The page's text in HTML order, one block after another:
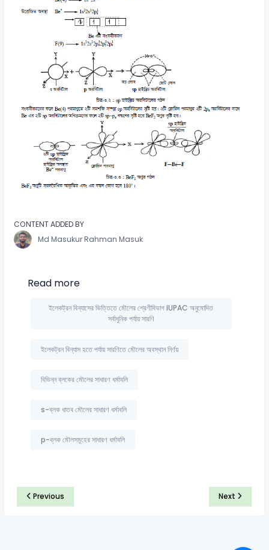
CONTENT ADDED BY
Md Masukur Rahman Masuk
Read more
ইলেকট্রন বিন্যাসের ভিত্তিতে মৌলের শ্রেণীবিভাগ IUPAC অনুমোদিত
সর্বাধুনিক পর্যায় সারণি
ইলেকট্রন বিন্যাস হতে পর্যায় সারণিতে মৌলের অবস্থান নির্ণয়
বিভিন্ন ব্লকের মৌলের সাধারণ ধর্মাবলি
s-ব্লক ধাতব মৌলের সাধারণ ধর্মাবলি
p-ব্লক মৌলসমূহের সাধারণ ধর্মাবলি
Previous Next